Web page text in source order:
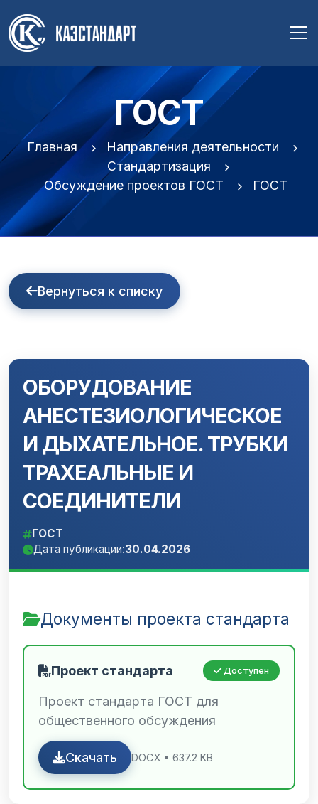
ГОСТ
Главная
Направления деятельности
Стандартизация
Обсуждение проектов ГОСТ
ГОСТ
Вернуться к списку
ОБОРУДОВАНИЕ
АНЕСТЕЗИОЛОГИЧЕСКОЕ
И ДЫХАТЕЛЬНОЕ. ТРУБКИ
ТРАХЕАЛЬНЫЕ И
СОЕДИНИТЕЛИ
ГОСТ
Дата публикации:30.04.2026
Документы проекта стандарта
Проект стандарта Доступен
Проект стандарта ГОСТ для
общественного обсуждения
Скачать DOCX • 637.2 KB